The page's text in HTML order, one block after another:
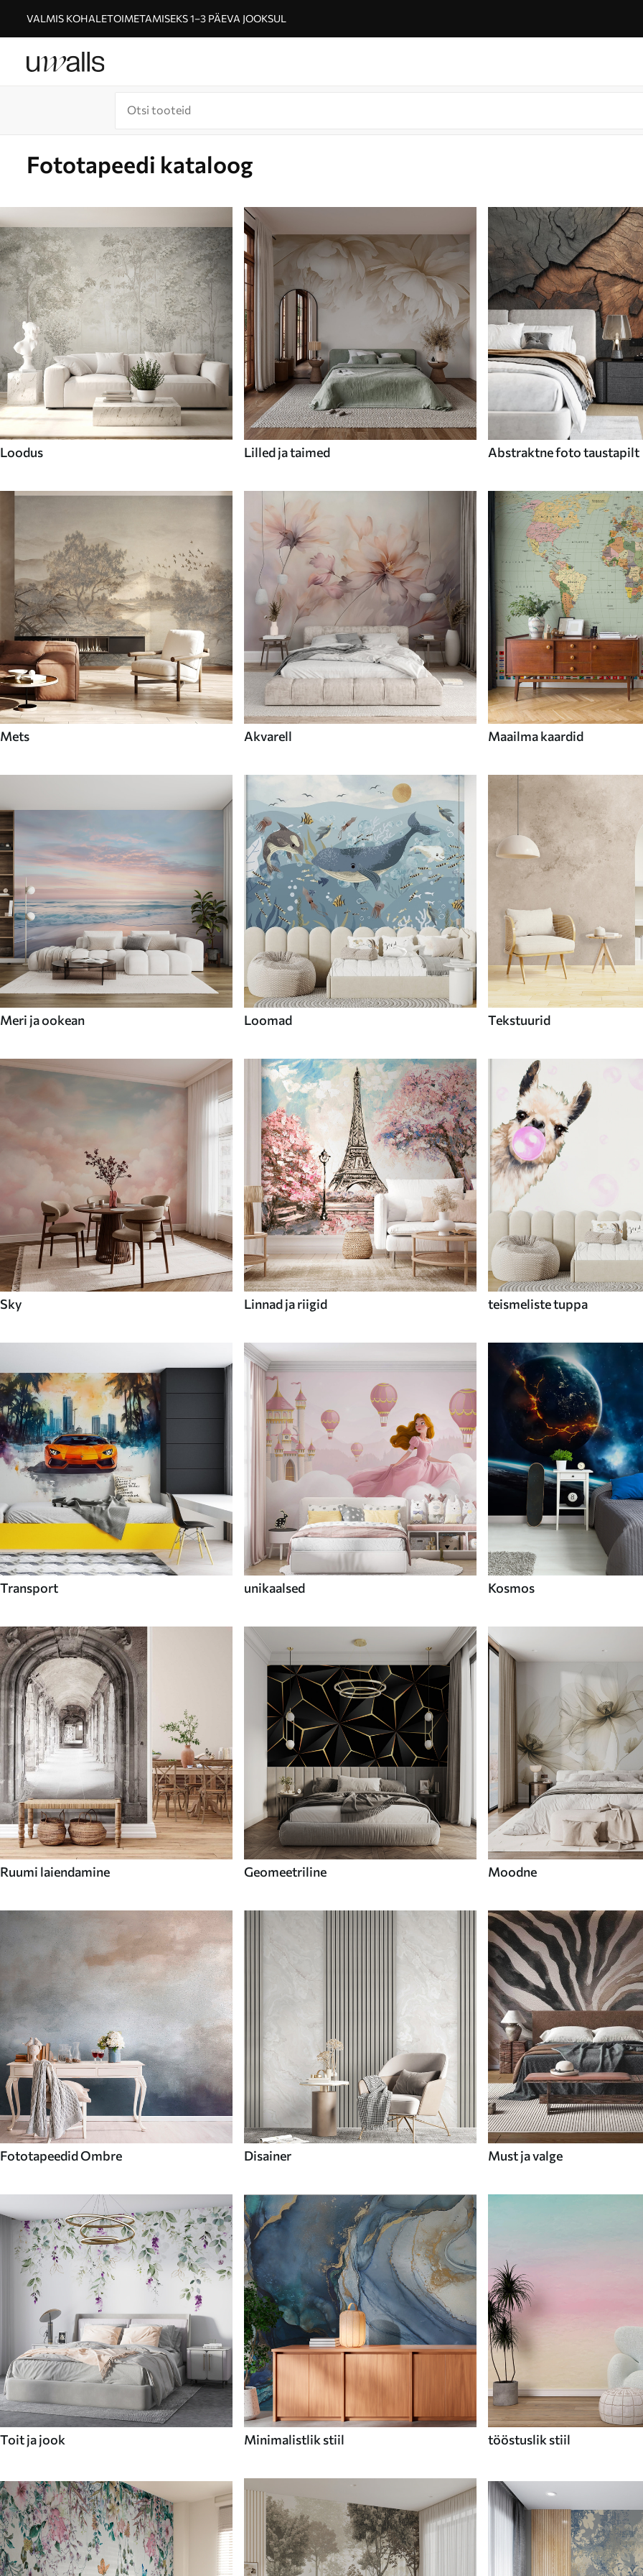
VALMIS KOHALETOIMETAMISEKS 1–3 PÄEVA JOOKSUL
Fototapeedi kataloog
Loodus Lilled ja taimed Abstraktne foto taustapilt
Mets Akvarell Maailma kaardid
Meri ja ookean Loomad Tekstuurid
Sky Linnad ja riigid teismeliste tuppa
Transport unikaalsed Kosmos
Ruumi laiendamine Geomeetriline Moodne
Fototapeedid Ombre Disainer Must ja valge
Toit ja jook Minimalistlik stiil tööstuslik stiil